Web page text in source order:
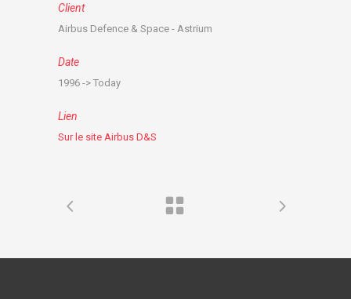
Client
Airbus Defence & Space - Astrium
Date
1996 -> Today
Lien
Sur le site Airbus D&S